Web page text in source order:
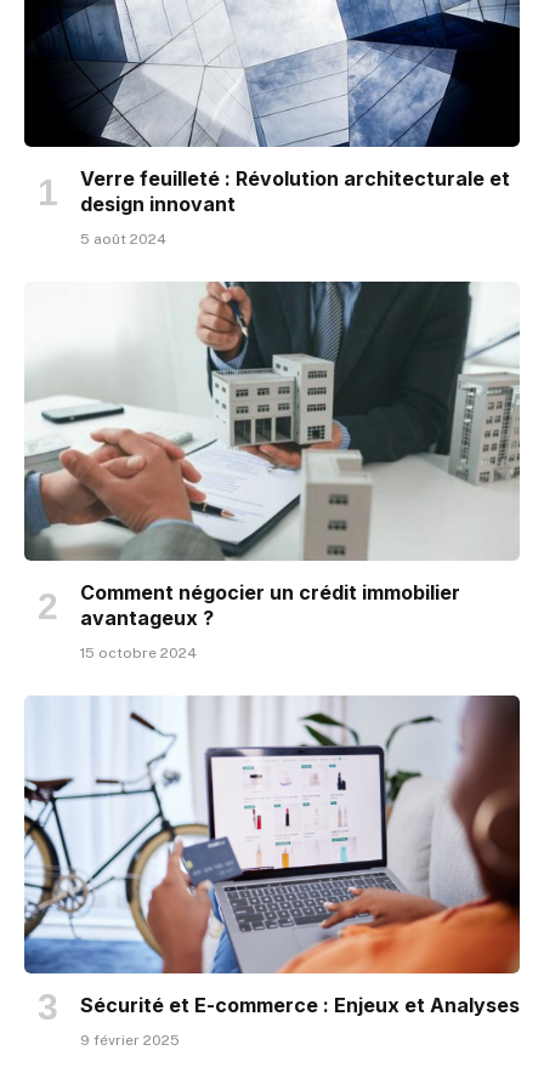
Verre feuilleté : Révolution architecturale et
design innovant
5 août 2024
Comment négocier un crédit immobilier
avantageux ?
15 octobre 2024
Sécurité et E-commerce : Enjeux et Analyses
9 février 2025